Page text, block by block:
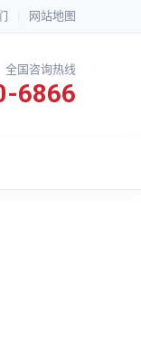
网站地图
全国咨询热线
6866